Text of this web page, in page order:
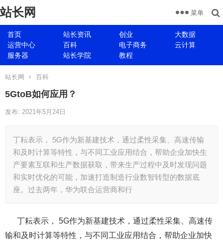
站长网
首页 站长资讯 创业
大数据
运营中心
百科 电子商务
云计算
服务器
站长学院 教程
菜单
站长网 百科
5GtoB如何应用？
发布: 2021年5月24日
丁耘表示， 5G作为新基建技术，通过柔性采集、高速传输
和及时计算等特性，与不同工业应用结合，帮助企业加快生
产要素互联和生产数据获取，带来生产过程中及时发现问题
和实时优化的可能，加速打造制造行业数智转型的数据底
座。过去两年，华为联合运营商和行
丁耘表示， 5G作为新基建技术，通过柔性采集、高速传
输和及时计算等特性，与不同工业应用结合，帮助企业加快